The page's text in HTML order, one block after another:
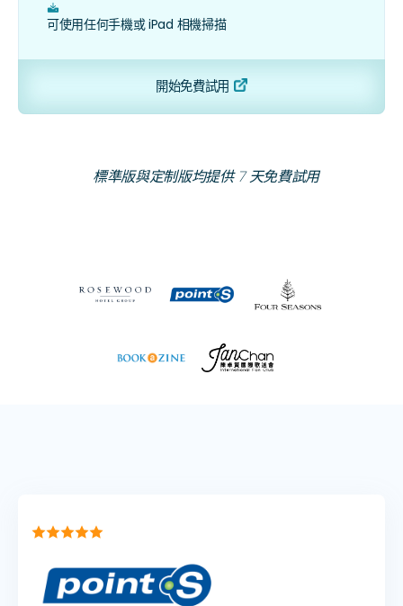
ﯟ
可使用任何手機或 iPad 相機掃描
開始免費試用
標準版與定制版均提供 7 天免費試用
